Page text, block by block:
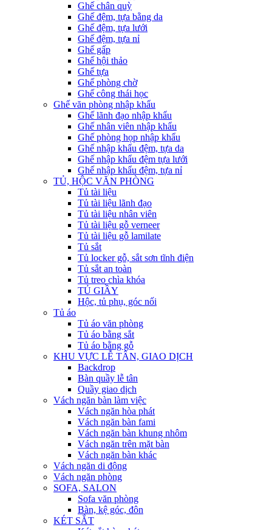
Ghế chân quỳ
Ghế đệm, tựa bằng da
Ghế đệm, tựa lưới
Ghế đệm, tựa nỉ
Ghế gấp
Ghế hội thảo
Ghế tựa
Ghế phòng chờ
Ghế công thái học
Ghế văn phòng nhập khẩu
Ghế lãnh đạo nhập khẩu
Ghế nhân viên nhập khẩu
Ghế phòng họp nhập khẩu
Ghế nhập khẩu đệm, tựa da
Ghế nhập khẩu đệm tựa lưới
Ghế nhập khẩu đệm, tựa nỉ
TỦ, HỘC VĂN PHÒNG
Tủ tài liệu
Tủ tài liệu lãnh đạo
Tủ tài liệu nhân viên
Tủ tài liệu gỗ verneer
Tủ tài liệu gỗ lamilate
Tủ sắt
Tủ locker gỗ, sắt sơn tĩnh điện
Tủ sắt an toàn
Tủ treo chìa khóa
TỦ GIẦY
Hộc, tủ phụ, góc nối
Tủ áo
Tủ áo văn phòng
Tủ áo bằng sắt
Tủ áo bằng gỗ
KHU VỰC LỄ TÂN, GIAO DỊCH
Backdrop
Bàn quầy lễ tân
Quầy giao dịch
Vách ngăn bàn làm việc
Vách ngăn hòa phát
Vách ngăn bàn fami
Vách ngăn bàn khung nhôm
Vách ngăn trên mặt bàn
Vách ngăn bàn khác
Vách ngăn di động
Vách ngăn phòng
SOFA, SALON
Sofa văn phòng
Bàn, kệ góc, đôn
KÉT SẮT